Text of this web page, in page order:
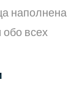
наполнена
всех